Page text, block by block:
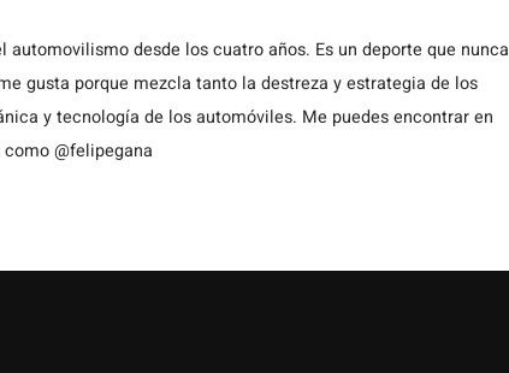
automovilismo desde los cuatro años. Es un deporte que nunca
gusta porque mezcla tanto la destreza y estrategia de los
y tecnología de los automóviles. Me puedes encontrar en
@felipegana